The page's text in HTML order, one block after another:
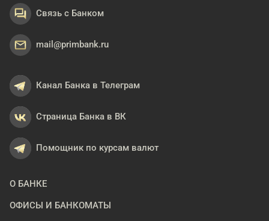
Связь с Банком
mail@primbank.ru
Канал Банка в Телеграм
Страница Банка в ВК
Помощник по курсам валют
О БАНКЕ
ОФИСЫ И БАНКОМАТЫ